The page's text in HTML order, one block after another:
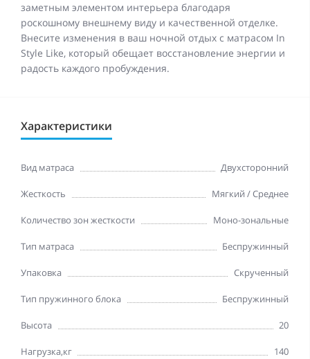
заметным элементом интерьера благодаря
роскошному внешнему виду и качественной отделке.
Внесите изменения в ваш ночной отдых с матрасом In
Style Like, который обещает восстановление энергии и
радость каждого пробуждения.
Характеристики
Вид матраса Двухсторонний
Жесткость Мягкий / Среднее
Количество зон жесткости Моно-зональные
Тип матраса Беспружинный
Упаковка Скрученный
Тип пружинного блока Беспружинный
Высота 20
Нагрузка,кг 140